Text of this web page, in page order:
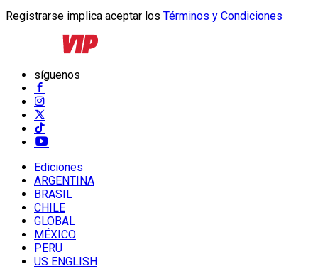
Registrarse implica aceptar los Términos y Condiciones
síguenos
Ediciones
ARGENTINA
BRASIL
CHILE
GLOBAL
MÉXICO
PERU
US ENGLISH